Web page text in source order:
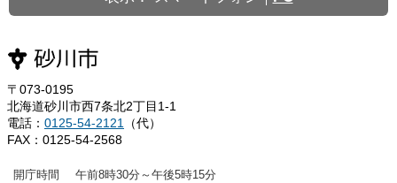
〒073-0195
北海道砂川市西7条北2丁目1-1
電話： 0125-54-2121
（代）
FAX：0125-54-2568
開庁時間
午前8時30分～午後5時15分